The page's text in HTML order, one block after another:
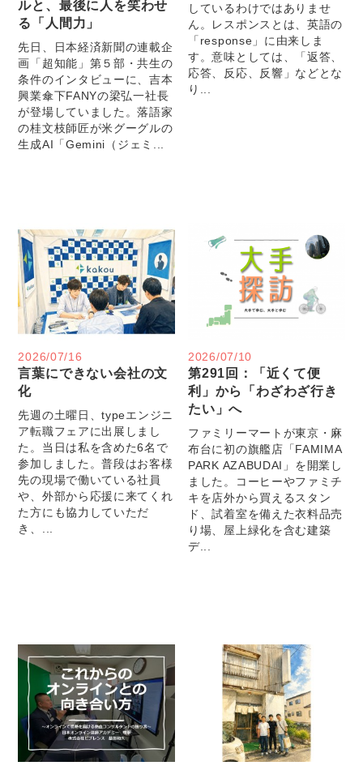
ルと、最後に人を笑わせ
る「人間力」
先日、日本経済新聞の連載企
画「超知能」第５部・共生の
条件のインタビューに、吉本
興業傘下FANYの梁弘一社長
が登場していました。落語家
の桂文枝師匠が米グーグルの
生成AI「Gemini（ジェミ...
しているわけではありませ
ん。レスポンスとは、英語の
「response」に由来しま
す。意味としては、「返答、
応答、反応、反響」などとな
り...
2026/07/16
言葉にできない会社の文
化
先週の土曜日、typeエンジニ
ア転職フェアに出展しまし
た。当日は私を含めた6名で
参加しました。普段はお客様
先の現場で働いている社員
や、外部から応援に来てくれ
た方にも協力していただ
き、...
2026/07/10
第291回：「近くて便
利」から「わざわざ行き
たい」へ
ファミリーマートが東京・麻
布台に初の旗艦店「FAMIMA
PARK AZABUDAI」を開業し
ました。コーヒーやファミチ
キを店外から買えるスタン
ド、試着室を備えた衣料品売
り場、屋上緑化を含む建築
デ...